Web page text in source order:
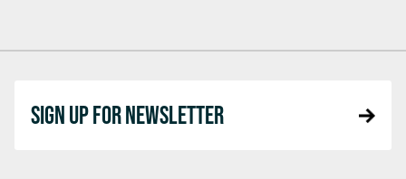
SIGN UP FOR NEWSLETTER